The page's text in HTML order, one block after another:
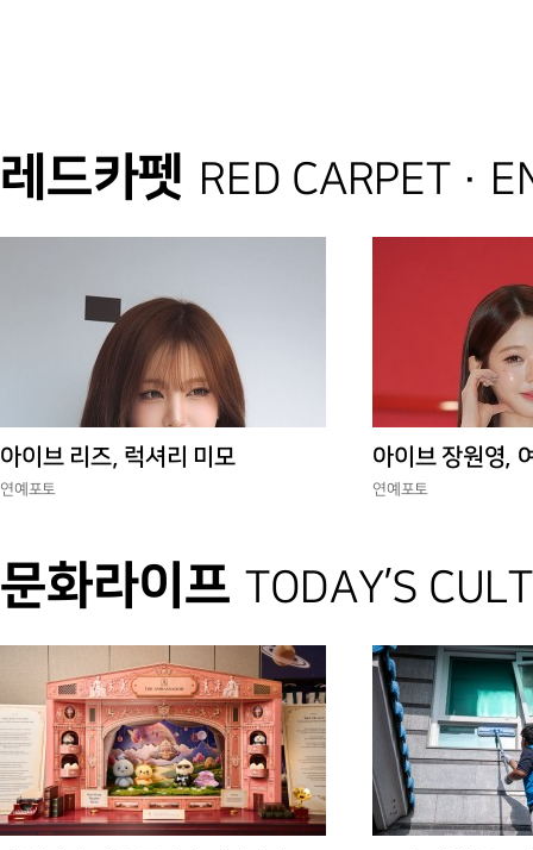
레드카펫 RED CARPET ·
아이브 리즈, 럭셔리 미모
연예포토
아이브 장원영,
연예포토
문화라이프 TODAY’S